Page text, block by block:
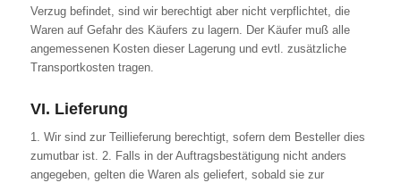
Verzug befindet, sind wir berechtigt aber nicht verpflichtet, die
Waren auf Gefahr des Käufers zu lagern. Der Käufer muß alle
angemessenen Kosten dieser Lagerung und evtl. zusätzliche
Transportkosten tragen.
VI. Lieferung
1. Wir sind zur Teillieferung berechtigt, sofern dem Besteller dies
zumutbar ist. 2. Falls in der Auftragsbestätigung nicht anders
angegeben, gelten die Waren als geliefert, sobald sie zur